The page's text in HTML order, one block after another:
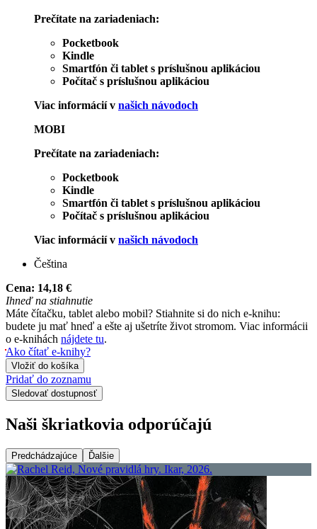
Prečítate na zariadeniach:
Pocketbook
Kindle
Smartfón či tablet s príslušnou aplikáciou
Počítač s príslušnou aplikáciou
Viac informácií v našich návodoch
MOBI
Prečítate na zariadeniach:
Pocketbook
Kindle
Smartfón či tablet s príslušnou aplikáciou
Počítač s príslušnou aplikáciou
Viac informácií v našich návodoch
Čeština
Cena: 14,18 €
Ihneď na stiahnutie
Máte čítačku, tablet alebo mobil? Stiahnite si do nich e-knihu:
budete ju mať hneď a ešte aj ušetríte život stromom. Viac informácii
o e-knihách nájdete tu.
Ako čítať e-knihy?
Vložiť do košíka
Pridať do zoznamu
Sledovať dostupnosť
Naši škriatkovia odporúčajú
Predchádzajúce Ďalšie